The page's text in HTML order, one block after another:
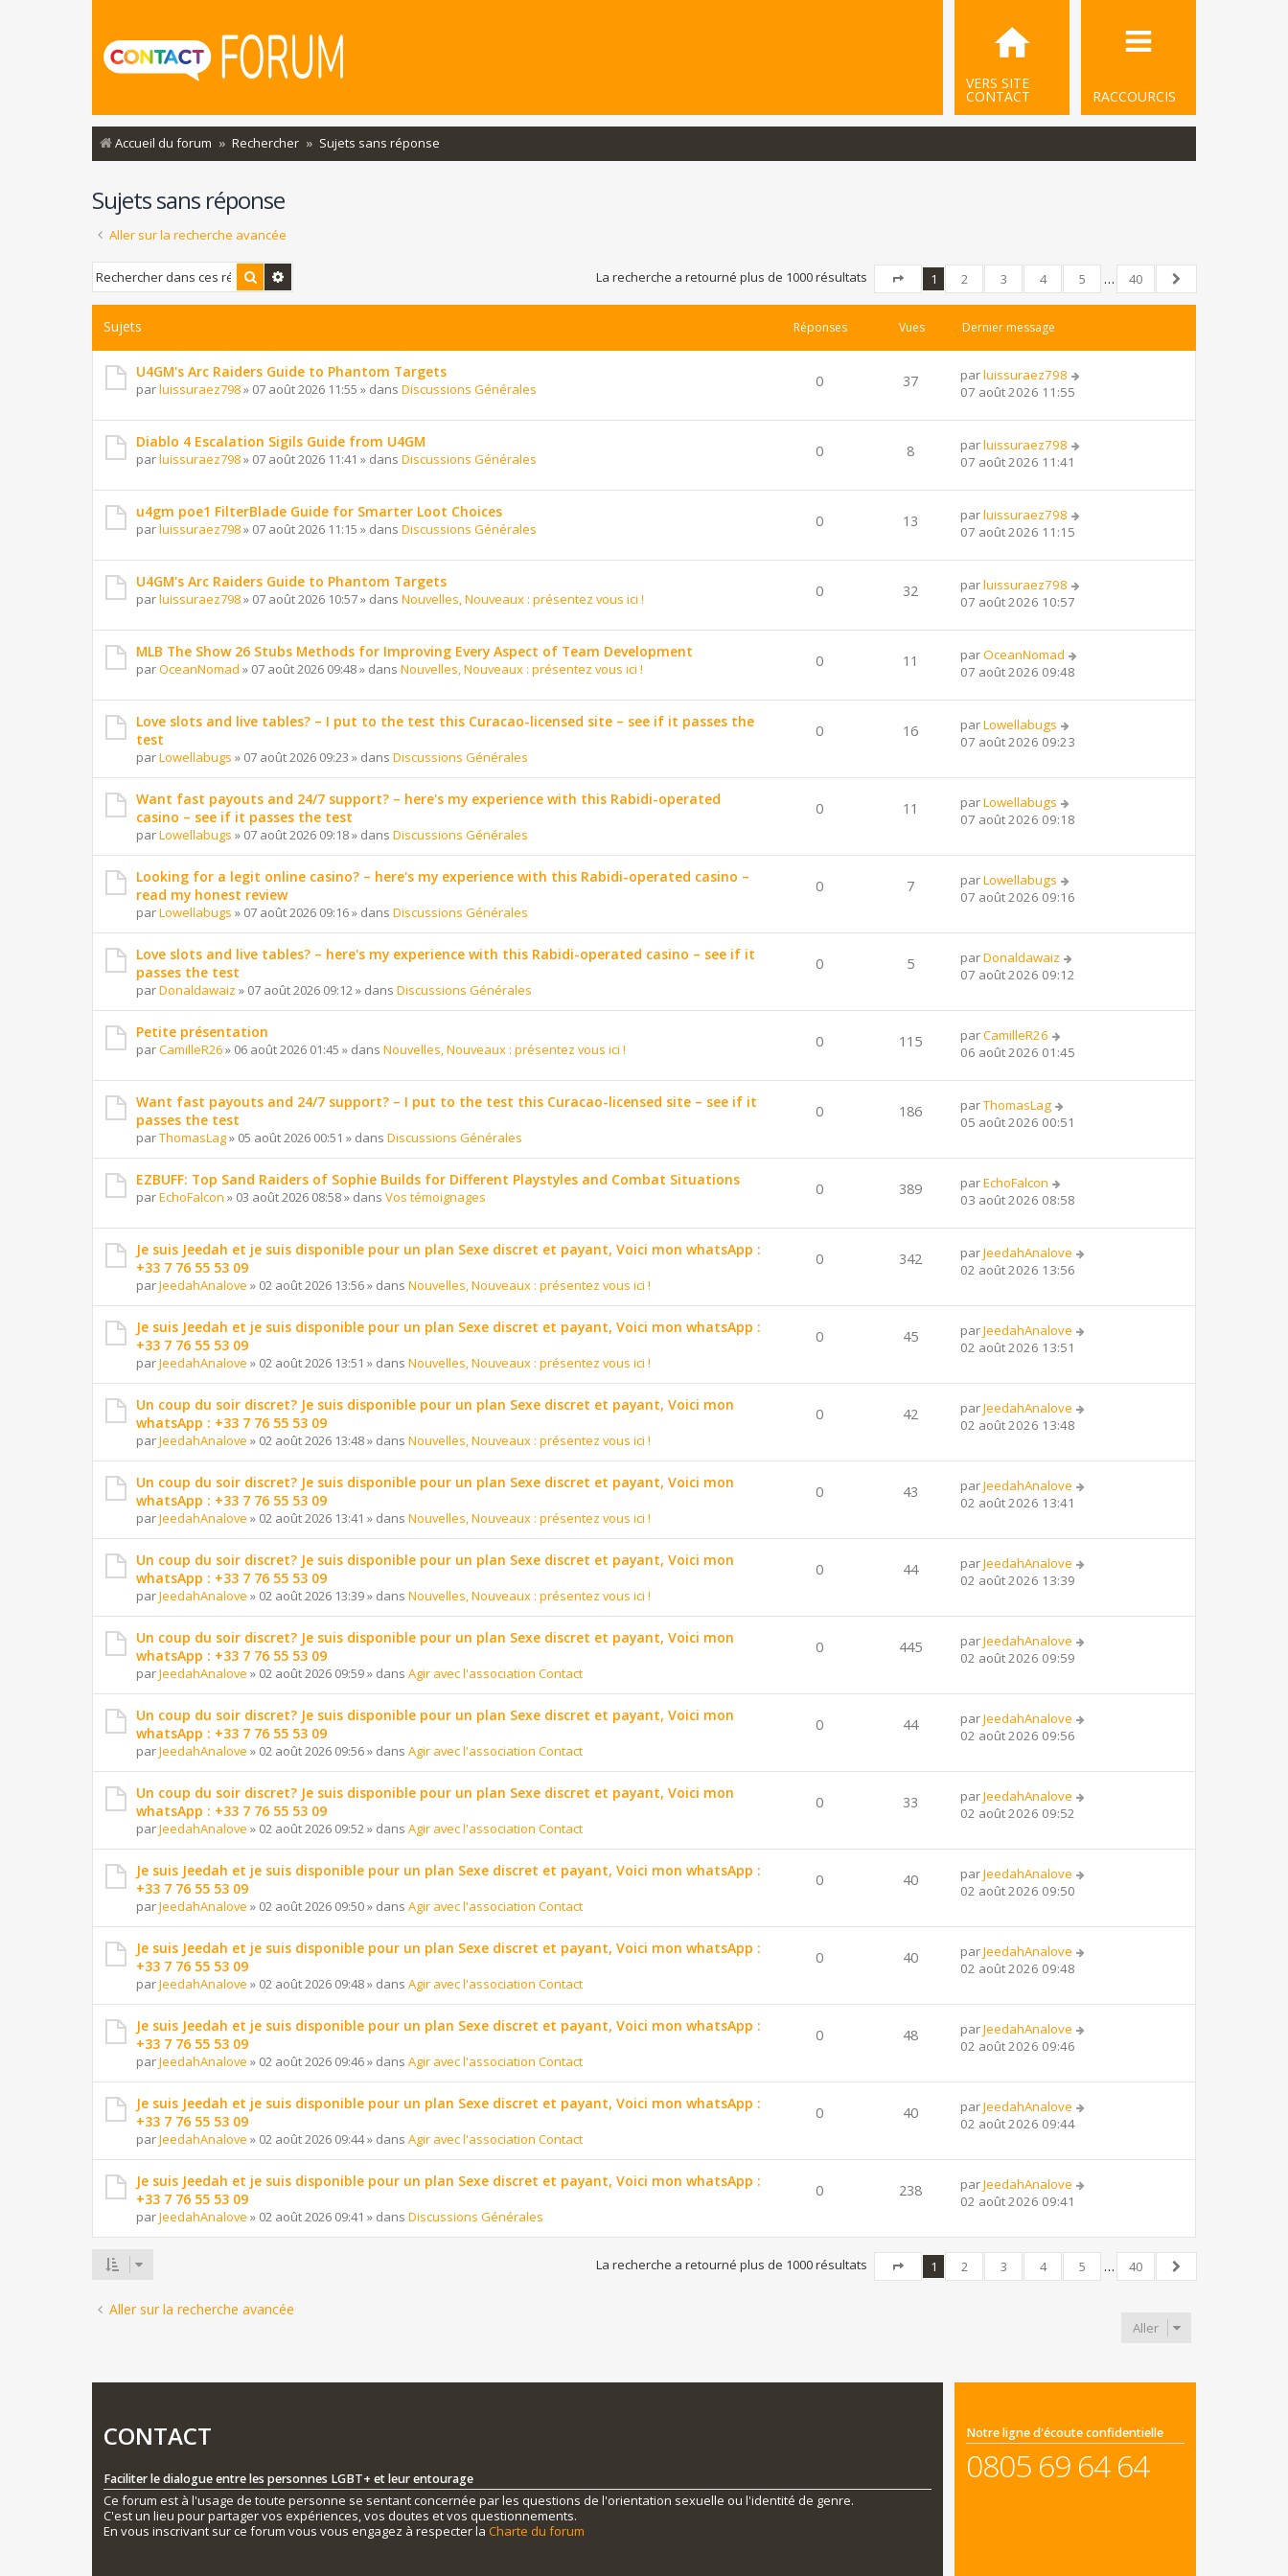
RACCOURCIS
VERS SITE
CONTACT
Accueil du forum Rechercher Sujets sans réponse
Sujets sans réponse
Aller sur la recherche avancée
Rechercher
La recherche a retourné plus de 1000 résultats
Page
sur40
1 2 3 4 5 …
40
Suivant
Sujets Réponses Vues Dernier message
U4GM's Arc Raiders Guide to Phantom Targets
parluissuraez798» 07 août 2026 11:55 » dans Discussions Générales 0 37 parluissuraez798
07 août 2026 11:55
Diablo 4 Escalation Sigils Guide from U4GM
parluissuraez798» 07 août 2026 11:41 » dans Discussions Générales 0 8 parluissuraez798
07 août 2026 11:41
u4gm poe1 FilterBlade Guide for Smarter Loot Choices
parluissuraez798» 07 août 2026 11:15 » dans Discussions Générales 0 13 parluissuraez798
07 août 2026 11:15
U4GM's Arc Raiders Guide to Phantom Targets
parluissuraez798» 07 août 2026 10:57» dans Nouvelles, Nouveaux : présentez vous ici ! 0 32 parluissuraez798
07 août 2026 10:57
MLB The Show 26 Stubs Methods for Improving Every Aspect of Team Development
parOceanNomad » 07 août 2026 09:48» dans Nouvelles, Nouveaux : présentez vous ici ! 0 11 parOceanNomad
07 août 2026 09:48
Love slots and live tables? – I put to the test this Curacao-licensed site – see if it passes the
test
parLowellabugs » 07 août 2026 09:23 » dans Discussions Générales
0 16 parLowellabugs
07 août 2026 09:23
Want fast payouts and 24/7 support? – here's my experience with this Rabidi-operated
casino – see if it passes the test
parLowellabugs » 07 août 2026 09:18» dans Discussions Générales
0 11 parLowellabugs
07 août 2026 09:18
Looking for a legit online casino? – here's my experience with this Rabidi-operated casino –
read my honest review
parLowellabugs » 07 août 2026 09:16» dans Discussions Générales
0 7 parLowellabugs
07 août 2026 09:16
Love slots and live tables? – here's my experience with this Rabidi-operated casino – see if it
passes the test
parDonaldawaiz » 07 août 2026 09:12 » dans Discussions Générales
0 5 parDonaldawaiz
07 août 2026 09:12
Petite présentation
parCamilleR26» 06 août 2026 01:45 » dans Nouvelles, Nouveaux : présentez vous ici ! 0 115 parCamilleR26
06 août 2026 01:45
Want fast payouts and 24/7 support? – I put to the test this Curacao-licensed site – see if it
passes the test
parThomasLag» 05 août 2026 00:51 » dans Discussions Générales
0 186 parThomasLag
05 août 2026 00:51
EZBUFF: Top Sand Raiders of Sophie Builds for Different Playstyles and Combat Situations
parEchoFalcon » 03 août 2026 08:58» dans Vos témoignages 0 389 parEchoFalcon
03 août 2026 08:58
Je suis Jeedah et je suis disponible pour un plan Sexe discret et payant, Voici mon whatsApp :
+33 7 76 55 53 09
parJeedahAnalove » 02 août 2026 13:56» dans Nouvelles, Nouveaux : présentez vous ici !
0 342 parJeedahAnalove
02 août 2026 13:56
Je suis Jeedah et je suis disponible pour un plan Sexe discret et payant, Voici mon whatsApp :
+33 7 76 55 53 09
parJeedahAnalove » 02 août 2026 13:51 » dans Nouvelles, Nouveaux : présentez vous ici !
0 45 parJeedahAnalove
02 août 2026 13:51
Un coup du soir discret? Je suis disponible pour un plan Sexe discret et payant, Voici mon
whatsApp : +33 7 76 55 53 09
parJeedahAnalove » 02 août 2026 13:48» dans Nouvelles, Nouveaux : présentez vous ici !
0 42 parJeedahAnalove
02 août 2026 13:48
Un coup du soir discret? Je suis disponible pour un plan Sexe discret et payant, Voici mon
whatsApp : +33 7 76 55 53 09
parJeedahAnalove » 02 août 2026 13:41 » dans Nouvelles, Nouveaux : présentez vous ici !
0 43 parJeedahAnalove
02 août 2026 13:41
Un coup du soir discret? Je suis disponible pour un plan Sexe discret et payant, Voici mon
whatsApp : +33 7 76 55 53 09
parJeedahAnalove » 02 août 2026 13:39» dans Nouvelles, Nouveaux : présentez vous ici !
0 44 parJeedahAnalove
02 août 2026 13:39
Un coup du soir discret? Je suis disponible pour un plan Sexe discret et payant, Voici mon
whatsApp : +33 7 76 55 53 09
parJeedahAnalove » 02 août 2026 09:59» dans Agir avec l'association Contact
0 445 parJeedahAnalove
02 août 2026 09:59
Un coup du soir discret? Je suis disponible pour un plan Sexe discret et payant, Voici mon
whatsApp : +33 7 76 55 53 09
parJeedahAnalove » 02 août 2026 09:56» dans Agir avec l'association Contact
0 44 parJeedahAnalove
02 août 2026 09:56
Un coup du soir discret? Je suis disponible pour un plan Sexe discret et payant, Voici mon
whatsApp : +33 7 76 55 53 09
parJeedahAnalove » 02 août 2026 09:52 » dans Agir avec l'association Contact
0 33 parJeedahAnalove
02 août 2026 09:52
Je suis Jeedah et je suis disponible pour un plan Sexe discret et payant, Voici mon whatsApp :
+33 7 76 55 53 09
parJeedahAnalove » 02 août 2026 09:50» dans Agir avec l'association Contact
0 40 parJeedahAnalove
02 août 2026 09:50
Je suis Jeedah et je suis disponible pour un plan Sexe discret et payant, Voici mon whatsApp :
+33 7 76 55 53 09
parJeedahAnalove » 02 août 2026 09:48» dans Agir avec l'association Contact
0 40 parJeedahAnalove
02 août 2026 09:48
Je suis Jeedah et je suis disponible pour un plan Sexe discret et payant, Voici mon whatsApp :
+33 7 76 55 53 09
parJeedahAnalove » 02 août 2026 09:46» dans Agir avec l'association Contact
0 48 parJeedahAnalove
02 août 2026 09:46
Je suis Jeedah et je suis disponible pour un plan Sexe discret et payant, Voici mon whatsApp :
+33 7 76 55 53 09
parJeedahAnalove » 02 août 2026 09:44» dans Agir avec l'association Contact
0 40 parJeedahAnalove
02 août 2026 09:44
Je suis Jeedah et je suis disponible pour un plan Sexe discret et payant, Voici mon whatsApp :
+33 7 76 55 53 09
parJeedahAnalove » 02 août 2026 09:41 » dans Discussions Générales
0 238 parJeedahAnalove
02 août 2026 09:41
La recherche a retourné plus de 1000 résultats
Page
sur40
1 2 3 4 5 …
40
Suivant
Aller sur la recherche avancée
Aller
CONTACT
Faciliter le dialogue entre les personnes LGBT+ et leur entourage
Ce forum est à l'usage de toute personne se sentant concernée par les questions de l'orientation sexuelle ou l'identité de genre.
C'est un lieu pour partager vos expériences, vos doutes et vos questionnements.
En vous inscrivant sur ce forum vous vous engagez à respecter la Charte du forum
Notre ligne d'écoute confidentielle
0805 69 64 64